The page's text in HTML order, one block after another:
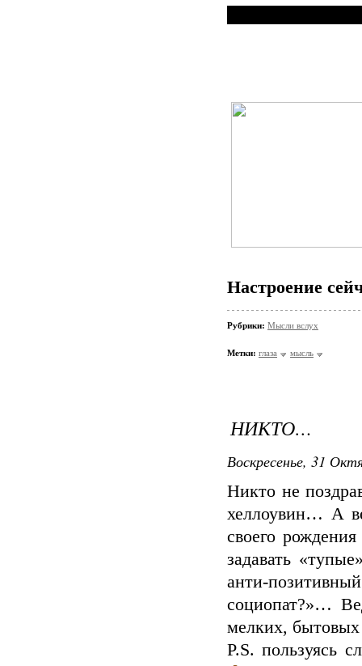
Настроение
Рубрики: Мысли вслух
Метки: глаза мысль
НИКТО…
Воскресенье, 31
Никто не
хеллоувин… А
своего
задавать
анти-
социопат?»…
мелких,
P.S. пользуясь